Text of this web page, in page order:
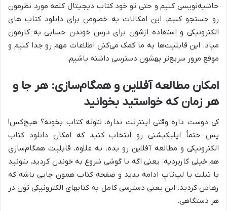
حاشیه‌نویسی کنیم و حتی تو خود کتاب دیجیتال کلمه مورد نظرمون
رو جستجو کنیم. این امکانات به خصوص برای دانلود کتاب های
الکترونیکی و استفاده ازشون برای درس خوندن حسابی به کارمون
میاد. این قابلیت‌ها به ما کمک می‌کنن اطلاعات مهم رو جدا کنیم و
موقع مرور سریع‌تر بهشون دسترسی داشته باشیم.
امکان مطالعه آفلاین و همگام‌سازی: هر جا و
هر زمان که خواستید بخوانید
کی دوست داره وقتی اینترنت نداره، نتونه کتاب بخونه؟ هیچ‌کس!
پس حتماً اپلیکیشنی رو انتخاب کنید که امکان دانلود کتاب
الکترونیکی و مطالعه آفلاین رو بده. به علاوه، قابلیت همگام‌سازی
هم خیلی کاربردیه. یعنی اگه با گوشی شروع به خوندن کردید، بتونید
با تبلت یا لپ‌تاپ ادامه بدید و صفحه کتاب همون جایی باشه که
رهاش کردید. این یعنی دسترسی کامل به کتابهای الکترونیکی تون در
هر دستگاهی.